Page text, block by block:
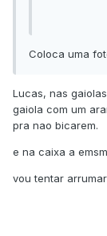
​Coloca uma
​Lucas, nas
gaiola com um
pra nao bicarem.
e na caixa a
vou tentar